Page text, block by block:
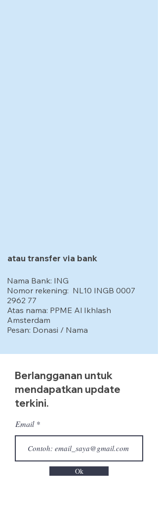
atau transfer via bank
Nama Bank: ING
Nomor rekening: NL10 INGB 0007
2962 77
Atas nama: PPME Al Ikhlash
Amsterdam
Pesan: Donasi / Nama
Berlangganan untuk
mendapatkan update
terkini.
Email
Ok